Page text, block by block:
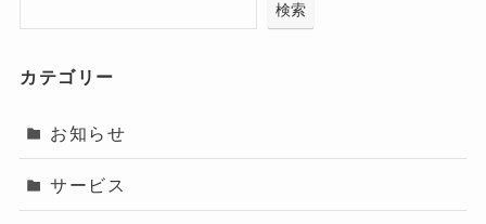
検索
カテゴリー
お知らせ
サービス